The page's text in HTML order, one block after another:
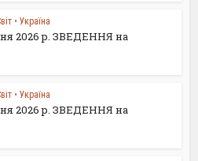
• Україна
2026 р. ЗВЕДЕННЯ на
• Україна
2026 р. ЗВЕДЕННЯ на